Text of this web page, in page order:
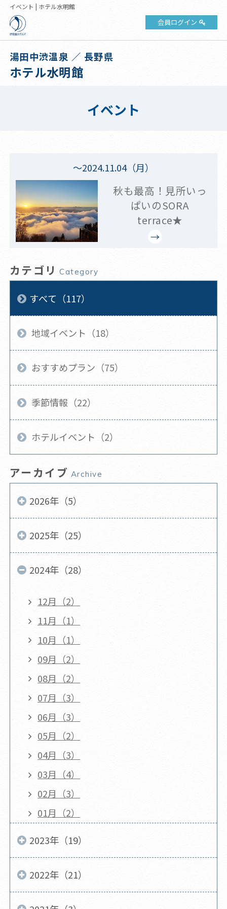
イベント | ホテル水明館
会員ログイン
湯田中渋温泉 ／ 長野県
ホテル水明館
イベント
～2024.11.04（月）
秋も最高！見所いっ
ぱいのSORA
terrace★
カテゴリ Category
すべて（117）
地域イベント（18）
おすすめプラン（75）
季節情報（22）
ホテルイベント（2）
アーカイブ Archive
2026年（5）
2025年（25）
2024年（28）
12月（2）
11月（1）
10月（1）
09月（2）
08月（2）
07月（3）
06月（3）
05月（2）
04月（3）
03月（4）
02月（3）
01月（2）
2023年（19）
2022年（21）